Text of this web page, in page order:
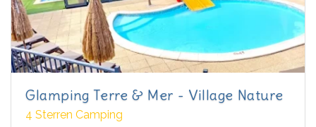
Glamping Terre & Mer - Village Nature
4 Sterren Camping